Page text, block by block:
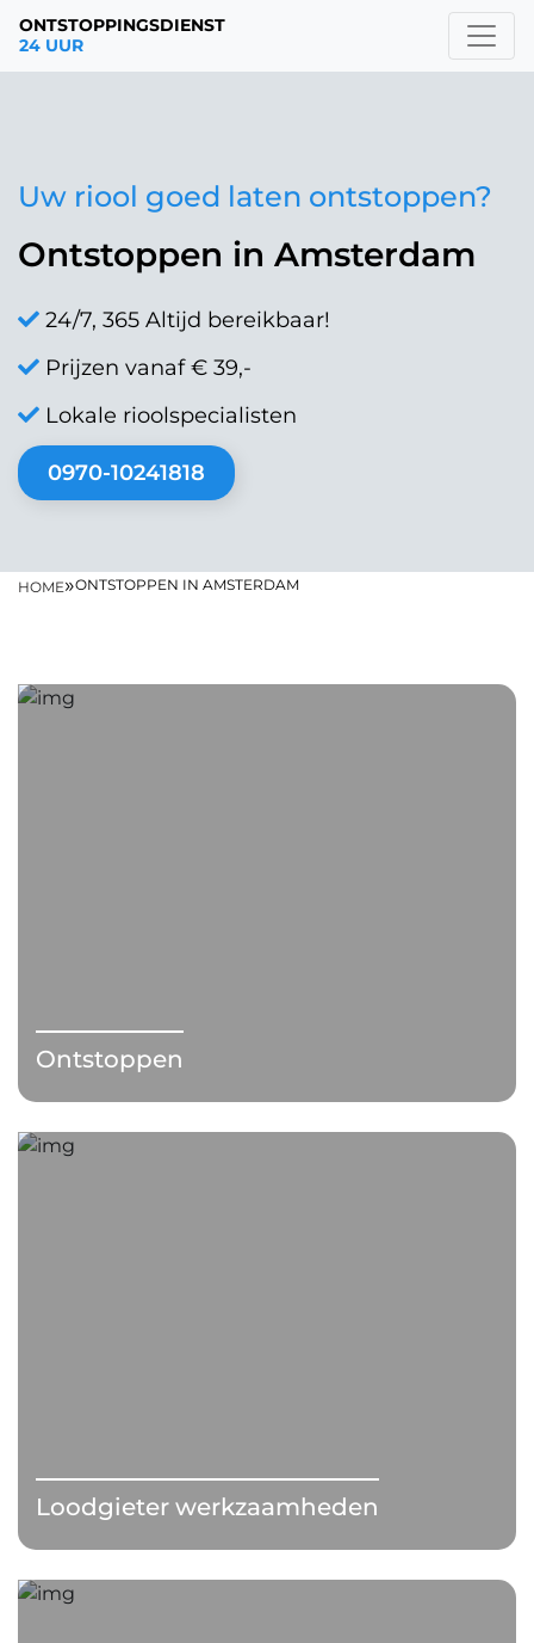
ONTSTOPPINGSDIENST
24 UUR
Uw riool goed laten ontstoppen?
Ontstoppen in Amsterdam
24/7, 365 Altijd bereikbaar!
Prijzen vanaf € 39,-
Lokale rioolspecialisten
0970-10241818
HOME»ONTSTOPPEN IN AMSTERDAM
Ontstoppen
Loodgieter werkzaamheden